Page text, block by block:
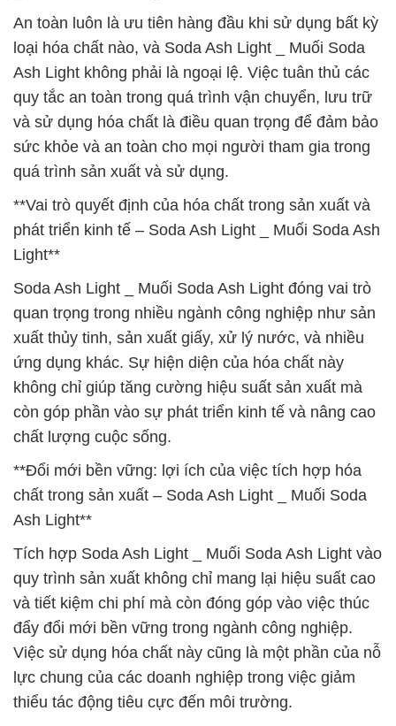
An toàn luôn là ưu tiên hàng đầu khi sử dụng bất kỳ
loại hóa chất nào, và Soda Ash Light _ Muối Soda
Ash Light không phải là ngoại lệ. Việc tuân thủ các
quy tắc an toàn trong quá trình vận chuyển, lưu trữ
và sử dụng hóa chất là điều quan trọng để đảm bảo
sức khỏe và an toàn cho mọi người tham gia trong
quá trình sản xuất và sử dụng.
**Vai trò quyết định của hóa chất trong sản xuất và
phát triển kinh tế – Soda Ash Light _ Muối Soda Ash
Light**
Soda Ash Light _ Muối Soda Ash Light đóng vai trò
quan trọng trong nhiều ngành công nghiệp như sản
xuất thủy tinh, sản xuất giấy, xử lý nước, và nhiều
ứng dụng khác. Sự hiện diện của hóa chất này
không chỉ giúp tăng cường hiệu suất sản xuất mà
còn góp phần vào sự phát triển kinh tế và nâng cao
chất lượng cuộc sống.
**Đổi mới bền vững: lợi ích của việc tích hợp hóa
chất trong sản xuất – Soda Ash Light _ Muối Soda
Ash Light**
Tích hợp Soda Ash Light _ Muối Soda Ash Light vào
quy trình sản xuất không chỉ mang lại hiệu suất cao
và tiết kiệm chi phí mà còn đóng góp vào việc thúc
đẩy đổi mới bền vững trong ngành công nghiệp.
Việc sử dụng hóa chất này cũng là một phần của nỗ
lực chung của các doanh nghiệp trong việc giảm
thiểu tác động tiêu cực đến môi trường.